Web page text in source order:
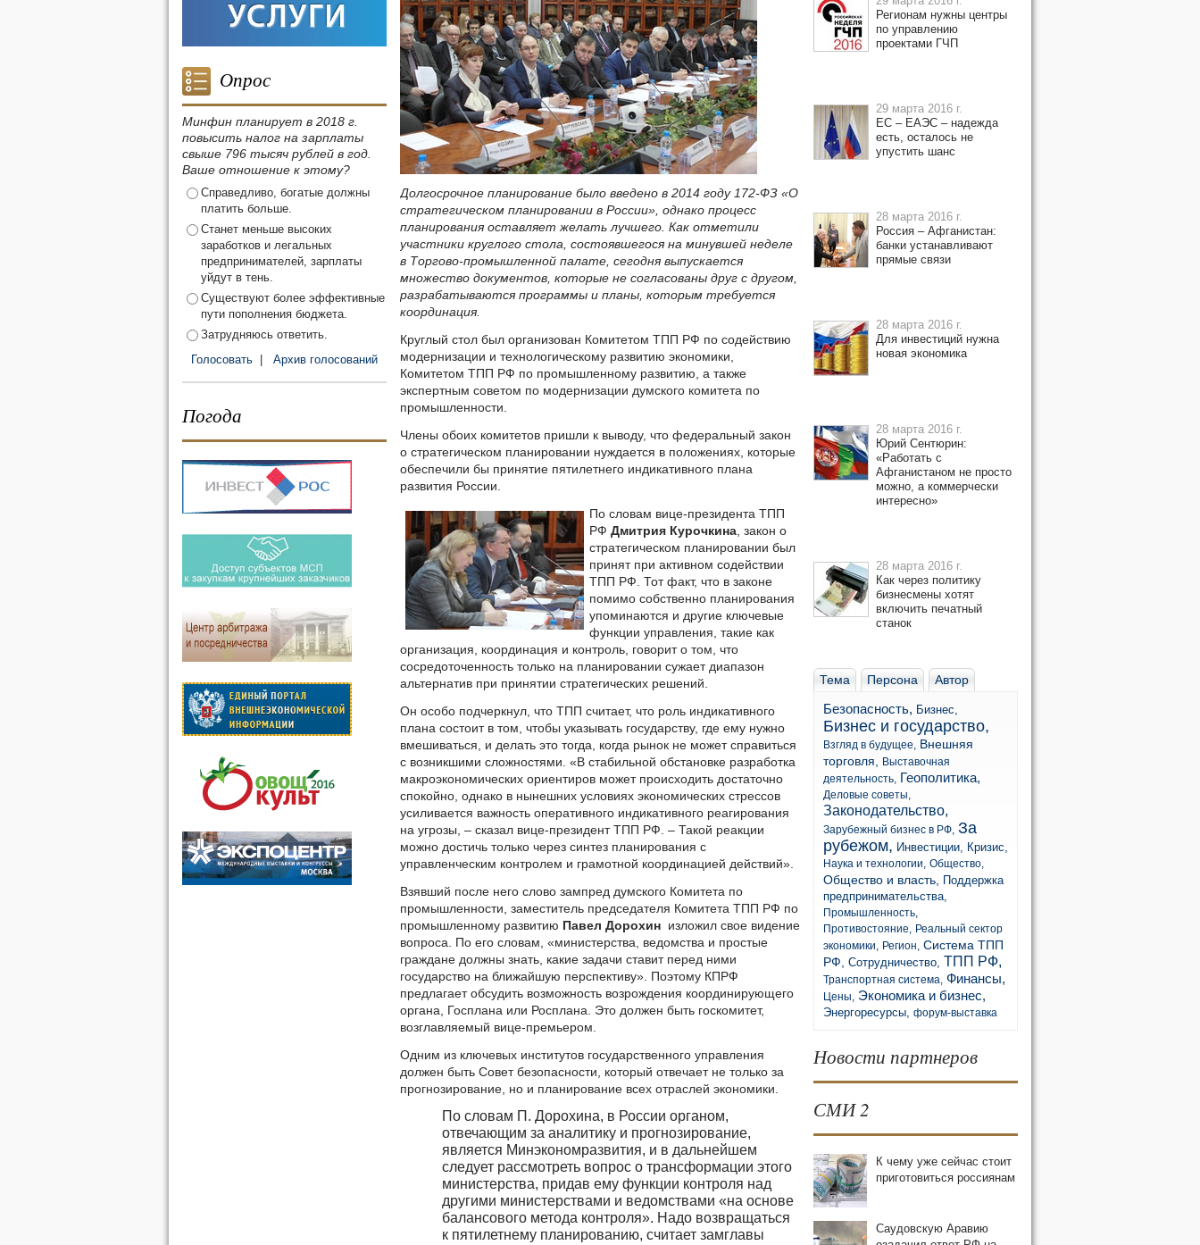
Опрос
Минфин планирует в 2018 г.
повысить налог на зарплаты
свыше 796 тысяч рублей в год.
Ваше отношение к этому?
Справедливо, богатые должны
платить больше.
Станет меньше высоких
заработков и легальных
предпринимателей, зарплаты
уйдут в тень.
Существуют более эффективные
пути пополнения бюджета.
Затрудняюсь ответить.
Голосовать
Архив голосований
Погода
Долгосрочное планирование было введено в 2014 году 172-ФЗ «О
стратегическом планировании в России», однако процесс
планирования оставляет желать лучшего. Как отметили
участники круглого стола, состоявшегося на минувшей неделе
в Торгово-промышленной палате, сегодня выпускается
множество документов, которые не согласованы друг с другом,
разрабатываются программы и планы, которым требуется
координация.
Круглый стол был организован Комитетом ТПП РФ по содействию
модернизации и технологическому развитию экономики,
Комитетом ТПП РФ по промышленному развитию, а также
экспертным советом по модернизации думского комитета по
промышленности.
Члены обоих комитетов пришли к выводу, что федеральный закон
о стратегическом планировании нуждается в положениях, которые
обеспечили бы принятие пятилетнего индикативного плана
развития России.
По словам вице-президента ТПП
РФ Дмитрия Курочкина , закон о
стратегическом планировании был
принят при активном содействии
ТПП РФ. Тот факт, что в законе
помимо собственно планирования
упоминаются и другие ключевые
функции управления, такие как
организация, координация и контроль, говорит о том, что
сосредоточенность только на планировании сужает диапазон
альтернатив при принятии стратегических решений.
Он особо подчеркнул, что ТПП считает, что роль индикативного
плана состоит в том, чтобы указывать государству, где ему нужно
вмешиваться, и делать это тогда, когда рынок не может справиться
с возникшими сложностями. «В стабильной обстановке разработка
макроэкономических ориентиров может происходить достаточно
спокойно, однако в нынешних условиях экономических стрессов
усиливается важность оперативного индикативного реагирования
на угрозы, – сказал вице-президент ТПП РФ. – Такой реакции
можно достичь только через синтез планирования с
управленческим контролем и грамотной координацией действий».
Взявший после него слово зампред думского Комитета по
промышленности, заместитель председателя Комитета ТПП РФ по
промышленному развитию Павел Дорохин изложил свое видение
вопроса. По его словам, «министерства, ведомства и простые
граждане должны знать, какие задачи ставит перед ними
государство на ближайшую перспективу». Поэтому КПРФ
предлагает обсудить возможность возрождения координирующего
органа, Госплана или Росплана. Это должен быть госкомитет,
возглавляемый вице-премьером.
Одним из ключевых институтов государственного управления
должен быть Совет безопасности, который отвечает не только за
прогнозирование, но и планирование всех отраслей экономики.
По словам П. Дорохина, в России органом,
отвечающим за аналитику и прогнозирование,
является Минэкономразвития, и в дальнейшем
следует рассмотреть вопрос о трансформации этого
министерства, придав ему функции контроля над
другими министерствами и ведомствами «на основе
балансового метода контроля». Надо возвращаться
к пятилетнему планированию, считает замглавы
Регионам нужны центры
по управлению
проектами ГЧП
29 марта 2016 г.
ЕС – ЕАЭС – надежда
есть, осталось не
упустить шанс
28 марта 2016 г.
Россия – Афганистан:
банки устанавливают
прямые связи
28 марта 2016 г.
Для инвестиций нужна
новая экономика
28 марта 2016 г.
Юрий Сентюрин:
«Работать с
Афганистаном не просто
можно, а коммерчески
интересно»
28 марта 2016 г.
Как через политику
бизнесмены хотят
включить печатный
станок
Тема Персона Автор
Безопасность, Бизнес,
Бизнес и государство,
Взгляд в будущее, Внешняя
торговля,
Выставочная
деятельность, Геополитика,
Деловые советы,
Законодательство,
Зарубежный бизнес в РФ, За
рубежом, Инвестиции, Кризис,
Наука и технологии, Общество,
Общество и власть,
Поддержка
предпринимательства,
Промышленность,
Противостояние, Реальный сектор
экономики, Регион, Система ТПП
РФ, Сотрудничество, ТПП РФ,
Транспортная система, Финансы,
Цены, Экономика и бизнес,
Энергоресурсы, форум-выставка
Новости партнеров
СМИ 2
К чему уже сейчас стоит
приготовиться россиянам
Саудовскую Аравию